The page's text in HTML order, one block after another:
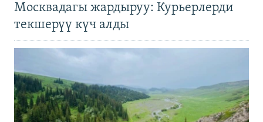
Москвадагы жардыруу: Курьерлерди
текшерүү күч алды